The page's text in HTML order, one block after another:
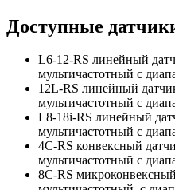
Доступные
L6-12-RS линейный
мультичастотный с
12L-RS линейный
мультичастотный с
L8-18i-RS линейный
мультичастотный с
4C-RS конвексный
мультичастотный с
8C-RS